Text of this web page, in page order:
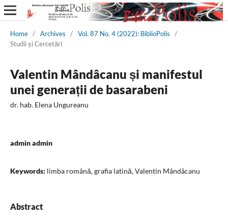
Home / Archives / Vol. 87 No. 4 (2022): BiblioPolis
/
Studii și Cercetări
Valentin Mândâcanu și manifestul
unei generații de basarabeni
dr. hab. Elena Ungureanu
admin admin
Keywords: limba română, grafia latină, Valentin Mândâcanu
Abstract